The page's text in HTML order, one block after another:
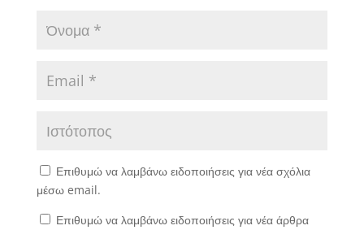
Επιθυμώ να λαμβάνω ειδοποιήσεις για νέα σχόλια
μέσω email.
Επιθυμώ να λαμβάνω ειδοποιήσεις για νέα άρθρα